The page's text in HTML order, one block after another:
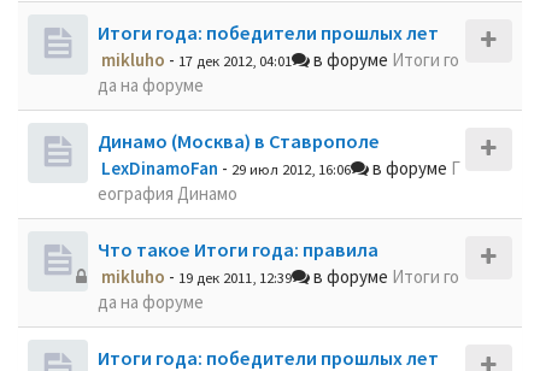
Итоги года: победители прошлых лет
mikluho - 17 дек 2012, 04:01 в форуме Итоги го
да на форуме
Динамо (Москва) в Ставрополе
LexDinamoFan - 29 июл 2012, 16:06 в форуме Г
еография Динамо
Что такое Итоги года: правила
mikluho - 19 дек 2011, 12:39 в форуме Итоги го
да на форуме
Итоги года: победители прошлых лет